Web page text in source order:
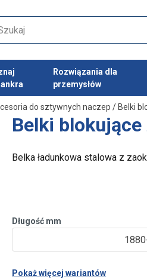
Rozwiązania dla
przemysłów
do sztywnych naczep / Belki
Belki blokujące
Belka ładunkowa stalowa z
Długość mm
Pokaż więcej wariantów